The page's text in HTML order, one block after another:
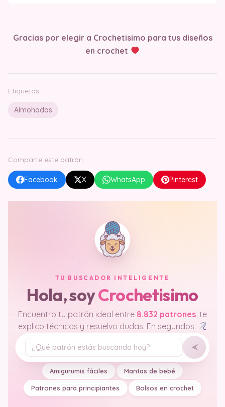
Gracias por elegir a Crochetisimo para tus diseños
en crochet
Etiquetas
Almohadas
Comparte este patrón
Facebook X WhatsApp Pinterest
TU BUSCADOR INTELIGENTE
Hola, soyCrochetisimo
Encuentro tu patrón ideal entre 8.832 patrones , te
explico técnicas y resuelvo dudas. En segundos.
Tu pregunta
Amigurumis fáciles Mantas de bebé
Patrones para principiantes Bolsos en crochet